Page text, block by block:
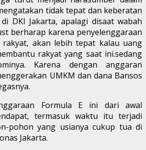
tidak tepat dan keberatan
DKI Jakarta, apalagi disaat wabah
berharap karena penyelenggaraan
akan lebih tepat kalau uang
rakyat yang saat ini.sedang
Karena dengan anggaran
UMKM dan dana Bansos
Formula E ini dari awal
termasuk waktu itu terjadi
pohon yang usianya cukup tua di
Jakarta.